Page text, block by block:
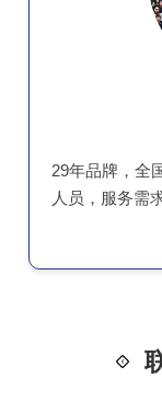
29年品牌，全
人员，服务需